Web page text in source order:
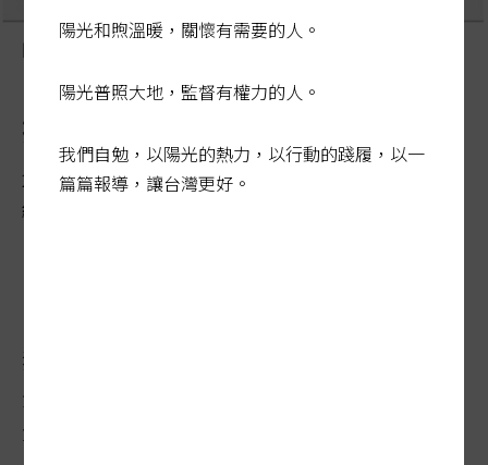
圖／經濟日報提供
投資收益抵虧函釋 應廢止
2017-07-19 05:21:53
經濟日報 / 記者蘇秀慧／專題報導
獲利1,000萬元；104年度純益額2,000萬
元。104年度的營利事業所得稅該如何計
算？
陽光和煦溫暖，關懷有需要的人。
陽光普照大地，監督有權力的人。
我們自勉，以陽光的熱力，以行動的踐履，以一
篇篇報導，讓台灣更好。